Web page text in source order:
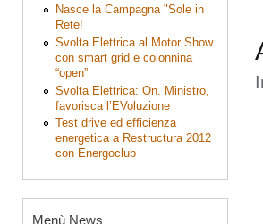
Nasce la Campagna "Sole in
Rete!
Svolta Elettrica al Motor Show
con smart grid e colonnina
“open”
Svolta Elettrica: On. Ministro,
favorisca l’EVoluzione
Test drive ed efficienza
energetica a Restructura 2012
con Energoclub
Menù News